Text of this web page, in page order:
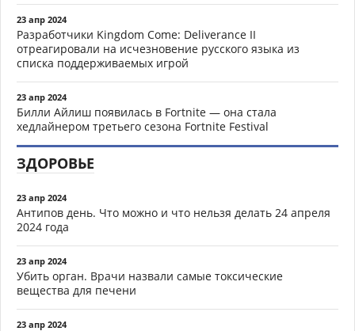
23 апр 2024
Разработчики Kingdom Come: Deliverance II
отреагировали на исчезновение русского языка из
списка поддерживаемых игрой
23 апр 2024
Билли Айлиш появилась в Fortnite — она стала
хедлайнером третьего сезона Fortnite Festival
ЗДОРОВЬЕ
23 апр 2024
Антипов день. Что можно и что нельзя делать 24 апреля
2024 года
23 апр 2024
Убить орган. Врачи назвали самые токсические
вещества для печени
23 апр 2024